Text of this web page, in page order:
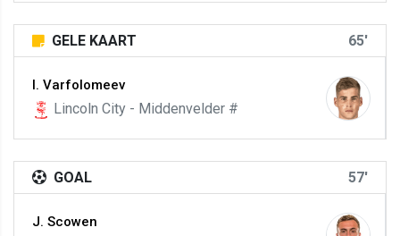
GELE KAART 65'
I. Varfolomeev
Lincoln City - Middenvelder #
GOAL 57'
J. Scowen